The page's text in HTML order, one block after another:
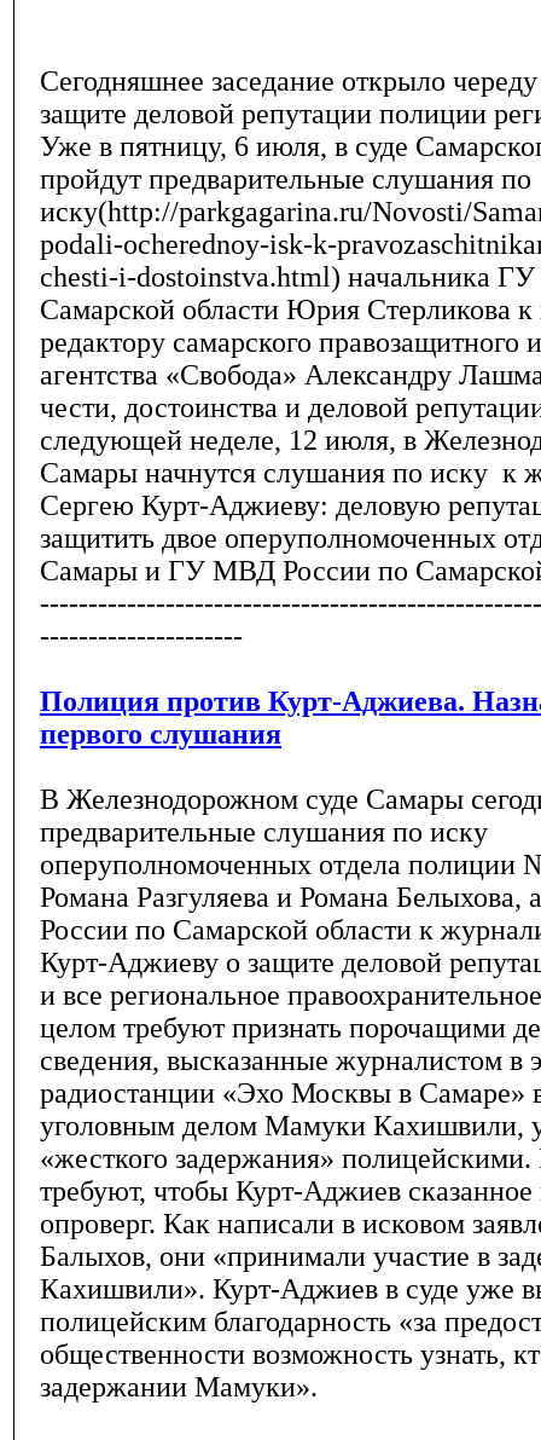
Сегодняшнее заседание открыло череду
защите деловой репутации полиции
Уже в пятницу, 6 июля, в суде
пройдут предварительные слушания по
иску(http://parkgagarina.ru/Novosti/
podali-ocherednoy-isk-k-
chesti-i-dostoinstva.html) начальника
Самарской области Юрия Стерликова к
редактору самарского
агентства «Свобода» Александру
чести, достоинства и деловой
следующей неделе, 12 июля, в
Самары начнутся слушания по иску к
Сергею Курт-Аджиеву: деловую
защитить двое оперуполномоченных
Самары и ГУ МВД России по
---------------------
Полиция против Курт-Аджиева.
первого слушания
В Железнодорожном суде Самары
предварительные слушания по иску
оперуполномоченных отдела полиции
Романа Разгуляева и Романа
России по Самарской области к
Курт-Аджиеву о защите деловой
и все региональное
целом требуют признать порочащими
сведения, высказанные журналистом в
радиостанции «Эхо Москвы в Самаре»
уголовным делом Мамуки Кахишвили,
«жесткого задержания»
требуют, чтобы Курт-Аджиев
опроверг. Как написали в исковом
Балыхов, они «принимали участие в
Кахишвили». Курт-Аджиев в суде уже
полицейским благодарность «за
общественности возможность узнать,
задержании Мамуки».